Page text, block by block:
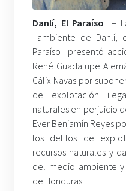
Danlí, El Paraíso –
ambiente de Danlí,
Paraíso presentó
René Guadalupe
Cálix Navas por
de explotación
naturales en perjuicio
Ever Benjamín Reyes
los delitos de
recursos naturales y
del medio ambiente
de Honduras.